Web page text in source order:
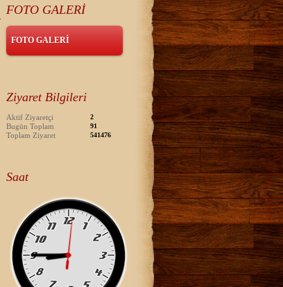
FOTO GALERİ
FOTO GALERİ
Ziyaret Bilgileri
Aktif Ziyaretçi 2
Bugün Toplam 91
Toplam Ziyaret 541476
Saat